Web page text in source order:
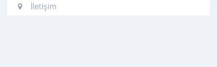
İletişim